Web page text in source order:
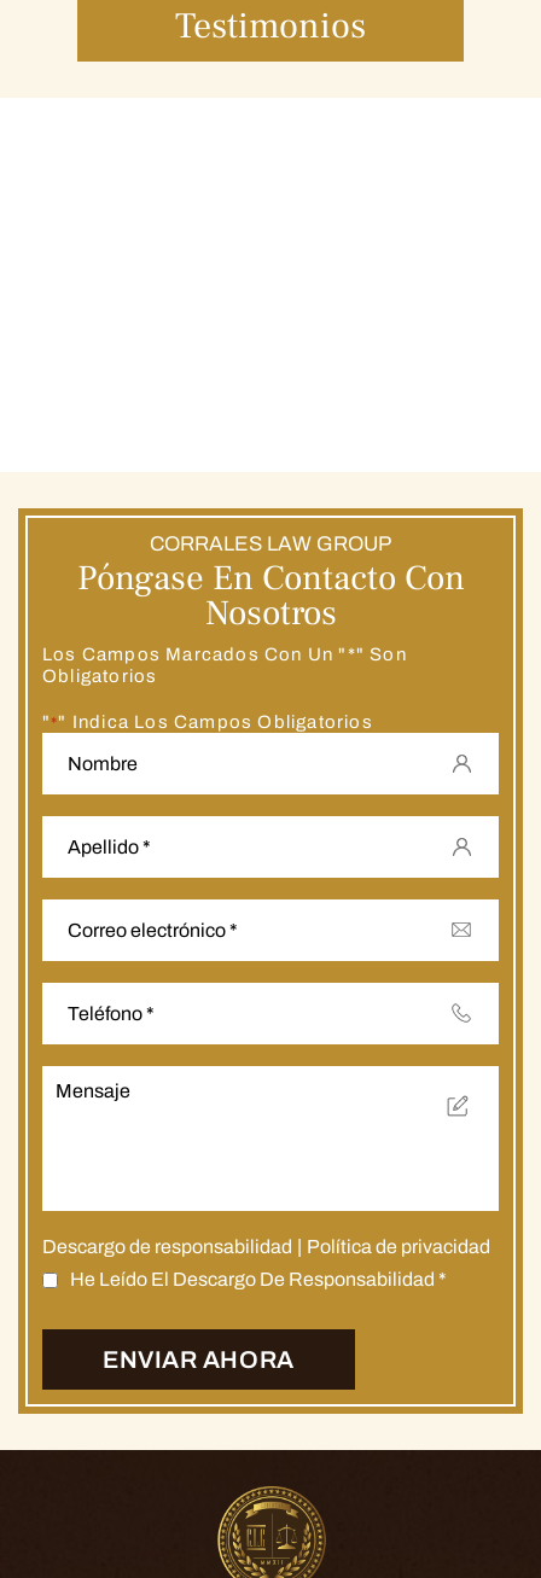
Testimonios
CORRALES LAW GROUP
Póngase En Contacto Con
Nosotros
Los Campos Marcados Con Un "*" Son
Obligatorios
" *" Indica Los Campos Obligatorios
Descargo de responsabilidad
Política de privacidad
He Leído El Descargo De Responsabilidad *